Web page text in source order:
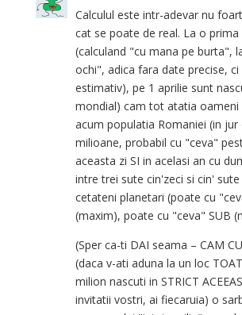
Calculul este intr-adevar nu
cat se poate de real. La o
(calculand "cu mana pe burta",
ochi", adica fara date precise,
estimativ), pe 1 aprilie sunt
mondial) cam tot atatia oameni
acum populatia Romaniei (in
milioane, probabil cu "ceva"
aceasta zi SI in acelasi an cu
intre trei sute cin'zeci si cin'
cetateni planetari (poate cu
(maxim), poate cu "ceva" SUB
(Sper ca-ti DAI seama – CAM
(daca v-ati aduna la un loc
milion nascuti in STRICT
invitatii vostri, ai fiecaruia) o